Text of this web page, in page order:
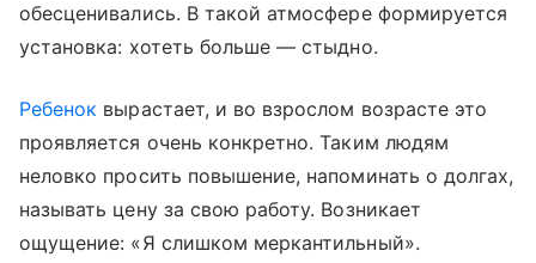
обесценивались. В такой атмосфере формируется
установка: хотеть больше — стыдно.
Ребенок вырастает, и во взрослом возрасте это
проявляется очень конкретно. Таким людям
неловко просить повышение, напоминать о долгах,
называть цену за свою работу. Возникает
ощущение: «Я слишком меркантильный».